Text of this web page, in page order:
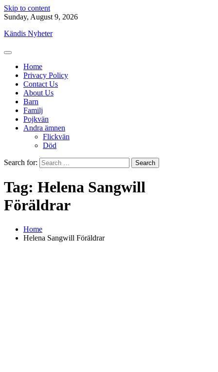
Skip to content
Sunday, August 9, 2026
Kändis Nyheter
Home
Privacy Policy
Contact Us
About Us
Barn
Familj
Pojkvän
Andra ämnen
Flickvän
Död
Search for:
Tag: Helena Sangwill
Föräldrar
Home
Helena Sangwill Föräldrar